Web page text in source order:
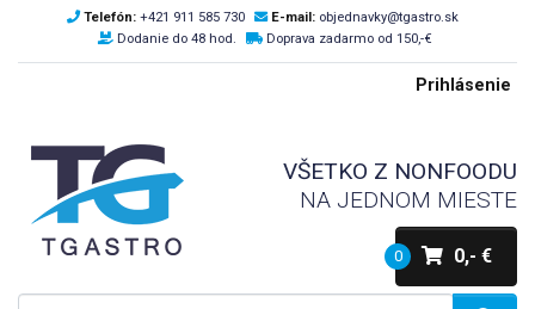
Telefón: +421 911 585 730 E-mail: objednavky@tgastro.sk
Dodanie do 48 hod.
Doprava zadarmo od 150,-€
Prihlásenie
VŠETKO Z NONFOODU
NA JEDNOM MIESTE
0 0,- €